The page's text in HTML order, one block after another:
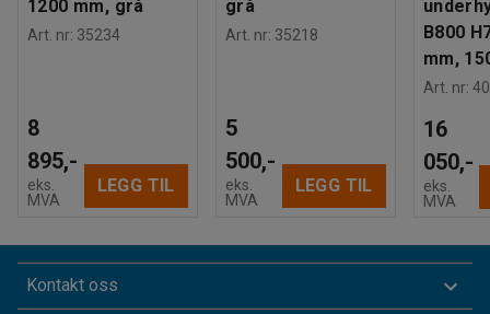
1200 mm, grå
Art. nr: 35234
8
895,-
eks.
MVA
LEGG TIL
grå
Art. nr: 35218
5
500,-
eks.
MVA
LEGG TIL
B800
mm,
Art. nr:
16
050,-
eks.
MVA
Kontakt oss